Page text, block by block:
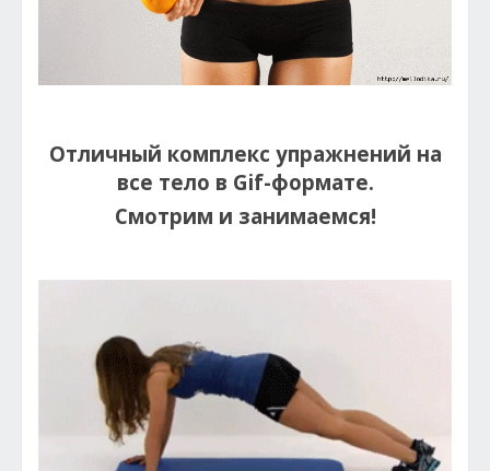
Отличный комплекс упражнений на
все тело в Gif-формате.
Смотрим и занимаемся!